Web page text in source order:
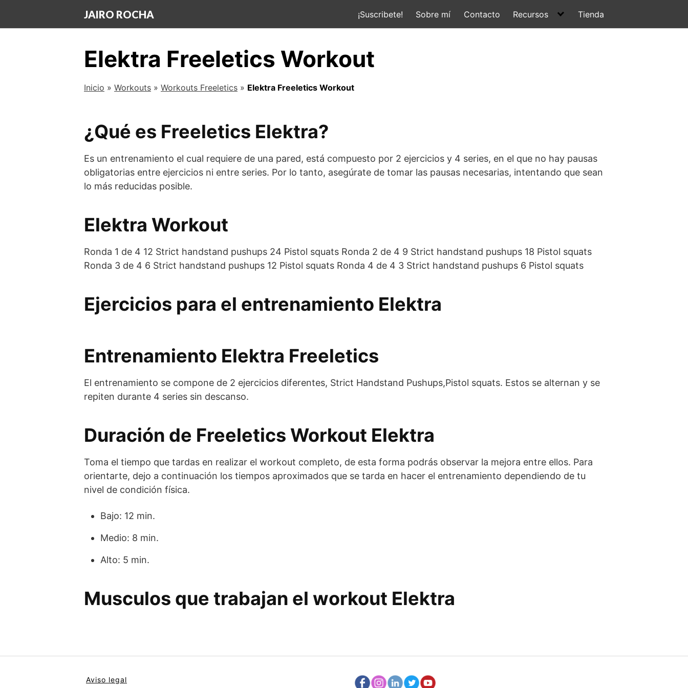
contenido
JAIRO ROCHA ¡Suscribete! Sobre mí Contacto Recursos Tienda
Elektra Freeletics Workout
Inicio » Workouts » Workouts Freeletics » Elektra Freeletics Workout
¿Qué es Freeletics Elektra?
Es un entrenamiento el cual requiere de una pared, está compuesto por 2 ejercicios y 4 series, en el que no hay pausas
obligatorias entre ejercicios ni entre series. Por lo tanto, asegúrate de tomar las pausas necesarias, intentando que sean
lo más reducidas posible.
Elektra Workout
Ronda 1 de 4 12 Strict handstand pushups 24 Pistol squats Ronda 2 de 4 9 Strict handstand pushups 18 Pistol squats
Ronda 3 de 4 6 Strict handstand pushups 12 Pistol squats Ronda 4 de 4 3 Strict handstand pushups 6 Pistol squats
Ejercicios para el entrenamiento Elektra
Entrenamiento Elektra Freeletics
El entrenamiento se compone de 2 ejercicios diferentes, Strict Handstand Pushups,Pistol squats. Estos se alternan y se
repiten durante 4 series sin descanso.
Duración de Freeletics Workout Elektra
Toma el tiempo que tardas en realizar el workout completo, de esta forma podrás observar la mejora entre ellos. Para
orientarte, dejo a continuación los tiempos aproximados que se tarda en hacer el entrenamiento dependiendo de tu
nivel de condición física.
Bajo: 12 min.
Medio: 8 min.
Alto: 5 min.
Musculos que trabajan el workout Elektra
Aviso legal